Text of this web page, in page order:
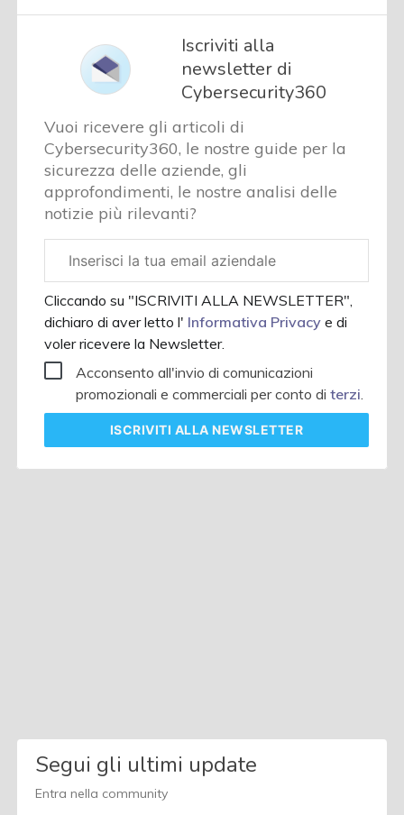
Iscriviti alla
newsletter di
Cybersecurity360
Vuoi ricevere gli articoli di
Cybersecurity360, le nostre guide per la
sicurezza delle aziende, gli
approfondimenti, le nostre analisi delle
notizie più rilevanti?
aziendale
Cliccando su "ISCRIVITI ALLA NEWSLETTER",
dichiaro di aver letto l' Informativa Privacye di
voler ricevere la Newsletter.
Acconsento all'invio di comunicazioni
promozionali e commerciali per conto diterzi
ISCRIVITI ALLA NEWSLETTER
Segui gli ultimi update
Entra nella community